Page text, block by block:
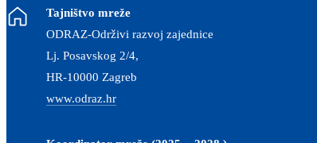
Tajništvo mreže
ODRAZ-Održivi razvoj zajednice
Lj. Posavskog 2/4,
HR-10000 Zagreb
www.odraz.hr